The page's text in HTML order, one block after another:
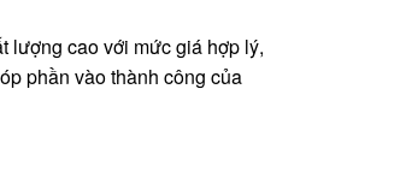
lượng cao với mức giá hợp lý,
phần vào thành công của